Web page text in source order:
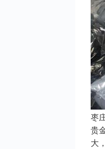
枣
贵
大